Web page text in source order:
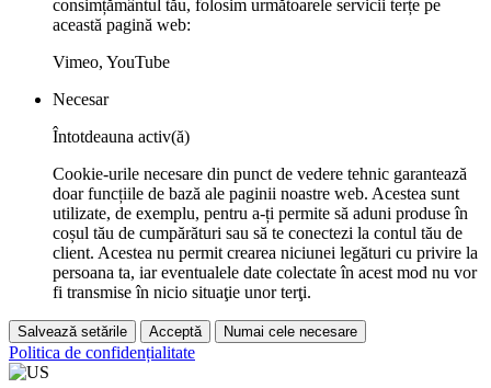
consimțământul tău, folosim următoarele servicii terțe pe
această pagină web:
Vimeo, YouTube
Necesar
Întotdeauna activ(ă)
Cookie-urile necesare din punct de vedere tehnic garantează
doar funcțiile de bază ale paginii noastre web. Acestea sunt
utilizate, de exemplu, pentru a-ți permite să aduni produse în
coșul tău de cumpărături sau să te conectezi la contul tău de
client. Acestea nu permit crearea niciunei legături cu privire la
persoana ta, iar eventualele date colectate în acest mod nu vor
fi transmise în nicio situaţie unor terţi.
Salvează setările Acceptă Numai cele necesare
Politica de confidențialitate